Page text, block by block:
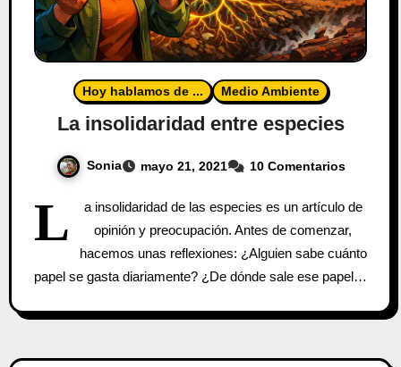
Hoy hablamos de ... Medio Ambiente
La insolidaridad entre especies
Sonia mayo 21, 2021 10 Comentarios
L
a insolidaridad de las especies es un artículo de
opinión y preocupación. Antes de comenzar,
hacemos unas reflexiones: ¿Alguien sabe cuánto
papel se gasta diariamente? ¿De dónde sale ese papel…